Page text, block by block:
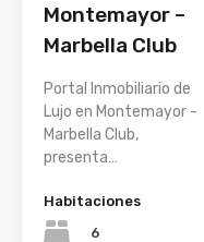
Montemayor –
Marbella Club
Portal Inmobiliario de
Lujo en Montemayor -
Marbella Club,
presenta…
Habitaciones
6